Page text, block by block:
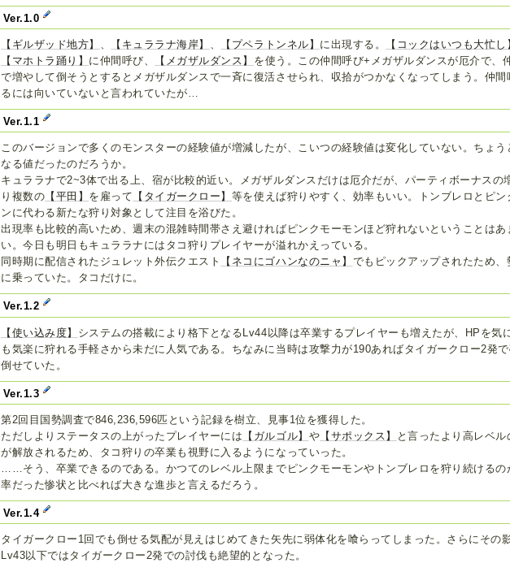
Ver.1.0
【ギルザッド地方】 、 【キュララナ海岸】 、 【プペラトンネル】 に出現する。 【コックはいつも大忙し
【マホトラ踊り】 に仲間呼び、 【メガザルダンス】 を使う。この仲間呼び+メガザルダンスが厄介で、
で増やして倒そうとするとメガザルダンスで一斉に復活させられ、収拾がつかなくなってしまう。仲間
るには向いていないと言われていたが…
Ver.1.1
このバージョンで多くのモンスターの経験値が増減したが、こいつの経験値は変化していない。ちょう
なる値だったのだろうか。
キュララナで2~3体で出る上、宿が比較的近い。メガザルダンスだけは厄介だが、パーティボーナスの
り複数の 【平田】 を雇って 【タイガークロー】 等を使えば狩りやすく、効率もいい。トンブレロとピン
ンに代わる新たな狩り対象として注目を浴びた。
出現率も比較的高いため、週末の混雑時間帯さえ避ければピンクモーモンほど狩れないということはあ
い。今日も明日もキュララナにはタコ狩りプレイヤーが溢れかえっている。
同時期に配信されたジュレット外伝クエスト
【ネコにゴハンなのニャ】 でもピックアップされたため、
に乗っていた。タコだけに。
Ver.1.2
【使い込み度】 システムの搭載により格下となるLv44以降は卒業するプレイヤーも増えたが、HPを気
も気楽に狩れる手軽さから未だに人気である。ちなみに当時は攻撃力が190あればタイガークロー2発で
倒せていた。
Ver.1.3
第2回目国勢調査で846,236,596匹という記録を樹立、見事1位を獲得した。
ただしよりステータスの上がったプレイヤーには 【ガルゴル】 や 【サポックス】
と言ったより高レベル
が解放されるため、タコ狩りの卒業も視野に入るようになっていった。
……そう、卒業できるのである。かつてのレベル上限までピンクモーモンやトンブレロを狩り続けるの
率だった惨状と比べれば大きな進歩と言えるだろう。
Ver.1.4
タイガークロー1回でも倒せる気配が見えはじめてきた矢先に弱体化を喰らってしまった。さらにその
Lv43以下ではタイガークロー2発での討伐も絶望的となった。